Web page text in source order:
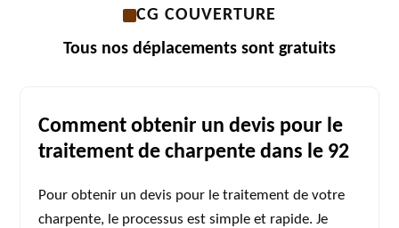
CG COUVERTURE
Tous nos déplacements sont gratuits
Comment obtenir un devis pour le
traitement de charpente dans le 92
Pour obtenir un devis pour le traitement de votre
charpente, le processus est simple et rapide. Je